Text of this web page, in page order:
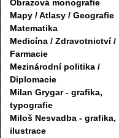
Obrazová monografie
Mapy / Atlasy / Geografie
Matematika
Medicína / Zdravotnictví /
Farmacie
Mezinárodní politika /
Diplomacie
Milan Grygar - grafika,
typografie
Miloš Nesvadba - grafika,
ilustrace